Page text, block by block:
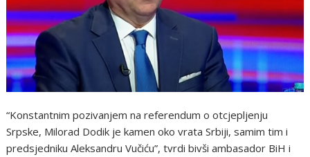
“Konstantnim pozivanjem na referendum o otcjepljenju
Srpske, Milorad Dodik je kamen oko vrata Srbiji, samim tim i
predsjedniku Aleksandru Vučiću”, tvrdi bivši ambasador BiH i